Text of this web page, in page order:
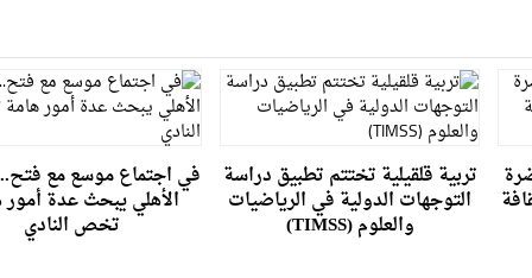
تربية قلقيلية تختتم تطبيق دراسة
التوجهات الدولية في الرياضيات
والعلوم (TIMSS)
في اجتماع موسع مع فتح..
الأهلي يبحث عدة
تخص النادي